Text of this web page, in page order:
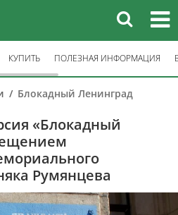
Блокадный Ленинград
«Блокадный
Румянцева
КУПИТЬ ПОЛЕЗНАЯ ИНФОРМАЦИЯ